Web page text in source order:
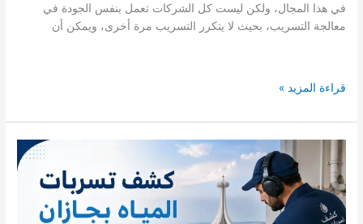
في هذا المجال، ولكن ليست كل الشركات تعمل بنفس الجودة في
معالجة التسريب، بحيث لا يتكرر التسريب مرة أخرى، ويمكن أن
شركة
تسربات
الغاز
المركزى
بابو
عريش
الكترونيا
قراءة المزيد »